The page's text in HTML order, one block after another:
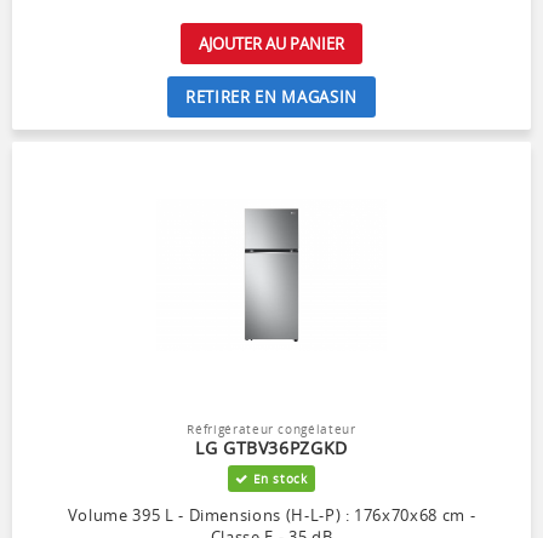
AJOUTER AU PANIER
RETIRER EN MAGASIN
Réfrigérateur congélateur
LG GTBV36PZGKD
En stock
Volume 395 L - Dimensions (H-L-P) : 176x70x68 cm -